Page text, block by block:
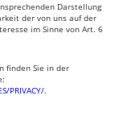
Darstellung
der von uns auf der
im Sinne von Art. 6
finden Sie in der
PRIVACY/.